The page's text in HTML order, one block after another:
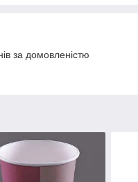
за домовленістю